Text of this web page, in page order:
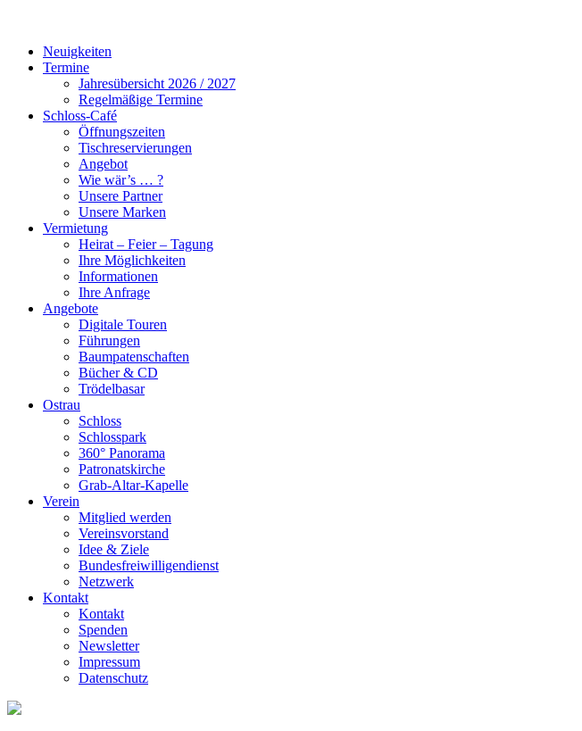
Neuigkeiten
Termine
Jahresübersicht 2026 / 2027
Regelmäßige Termine
Schloss-Café
Öffnungszeiten
Tischreservierungen
Angebot
Wie wär’s … ?
Unsere Partner
Unsere Marken
Vermietung
Heirat – Feier – Tagung
Ihre Möglichkeiten
Informationen
Ihre Anfrage
Angebote
Digitale Touren
Führungen
Baumpatenschaften
Bücher & CD
Trödelbasar
Ostrau
Schloss
Schlosspark
360° Panorama
Patronatskirche
Grab-Altar-Kapelle
Verein
Mitglied werden
Vereinsvorstand
Idee & Ziele
Bundesfreiwilligendienst
Netzwerk
Kontakt
Kontakt
Spenden
Newsletter
Impressum
Datenschutz